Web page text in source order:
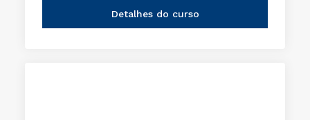
Detalhes do curso